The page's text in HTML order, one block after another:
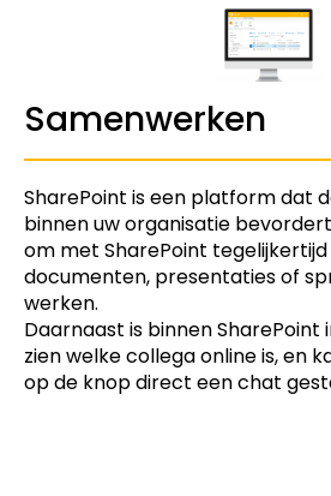
Samenwerken
SharePoint is een platform dat
binnen uw organisatie
om met SharePoint
documenten, presentaties of
werken.
Daarnaast is binnen SharePoint
zien welke collega online is, en
op de knop direct een chat